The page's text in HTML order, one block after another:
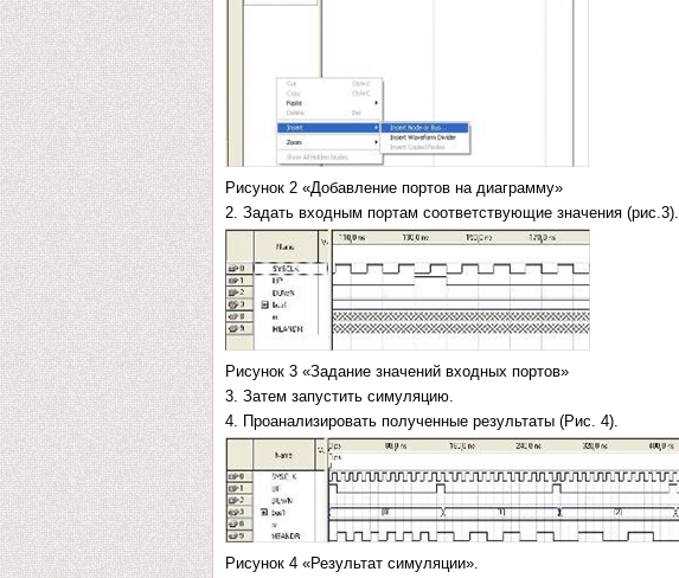
Рисунок 2 «Добавление портов на диаграмму»
2. Задать входным портам соответствующие значения (рис.3).
Рисунок 3 «Задание значений входных портов»
3. Затем запустить симуляцию.
4. Проанализировать полученные результаты (Рис. 4).
Рисунок 4 «Результат симуляции».